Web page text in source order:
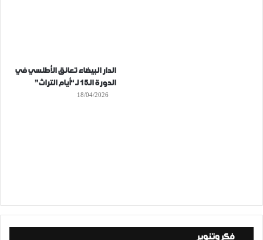
الدار البيضاء تعانق الأطلسي في
الدورة الـ15 لـ “أيام التراث”
18/04/2026
فكر وتنوير